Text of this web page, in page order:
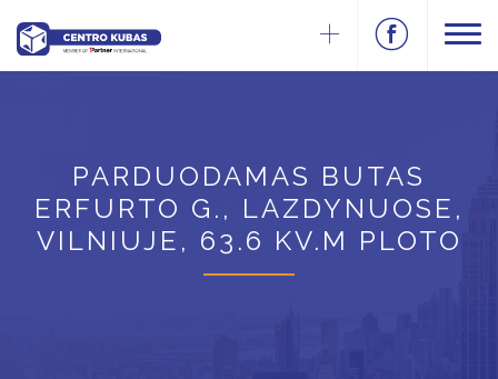
PARDUODAMAS BUTAS
ERFURTO G., LAZDYNUOSE,
VILNIUJE, 63.6 KV.M PLOTO